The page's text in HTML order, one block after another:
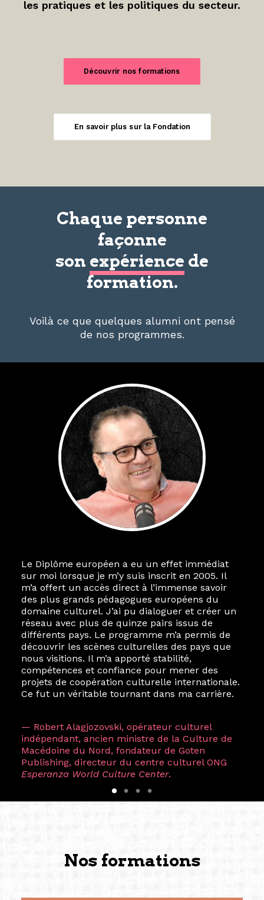
les pratiques et les politiques du secteur.
Découvrir nos formations
En savoir plus sur la Fondation
Chaque personne
façonne
son expérience de
formation.
Voilà ce que quelques alumni ont pensé
de nos programmes.
Le Diplôme européen a eu un effet immédiat
sur moi lorsque je m’y suis inscrit en 2005. Il
m’a offert un accès direct à l’immense savoir
des plus grands pédagogues européens du
domaine culturel. J’ai pu dialoguer et créer un
réseau avec plus de quinze pairs issus de
différents pays. Le programme m’a permis de
découvrir les scènes culturelles des pays que
nous visitions. Il m’a apporté stabilité,
compétences et confiance pour mener des
projets de coopération culturelle internationale.
Ce fut un véritable tournant dans ma carrière.
— Robert Alagjozovski, opérateur culturel
indépendant, ancien ministre de la Culture de
Macédoine du Nord, fondateur de Goten
Publishing, directeur du centre culturel ONG
Esperanza World Culture Center.
Nos formations